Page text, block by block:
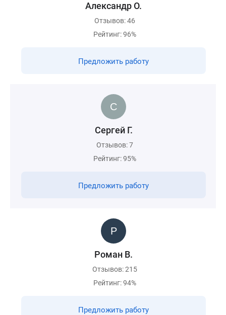
Александр О.
Отзывов: 46
Рейтинг: 96%
Предложить работу
Сергей Г.
Отзывов: 7
Рейтинг: 95%
Предложить работу
Роман В.
Отзывов: 215
Рейтинг: 94%
Предложить работу